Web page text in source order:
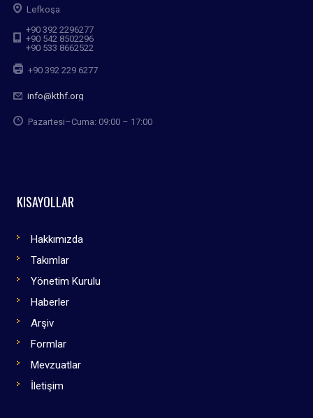
Lefkoşa
+90 392 2296277
+90 542 8502296
+90 533 8662522
+90 392 229 6277
info@kthf.org
Pazartesi–Cuma: 09:00 – 17:00
KISAYOLLAR
Hakkımızda
Takımlar
Yönetim Kurulu
Haberler
Arşiv
Formlar
Mevzuatlar
İletişim